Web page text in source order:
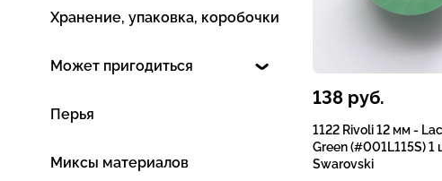
Хранение, упаковка, коробочки
Может пригодиться
Перья
Миксы материалов
138 руб.
1122 Rivoli 12 мм -
Green (#001L115S) 1
Swarovski